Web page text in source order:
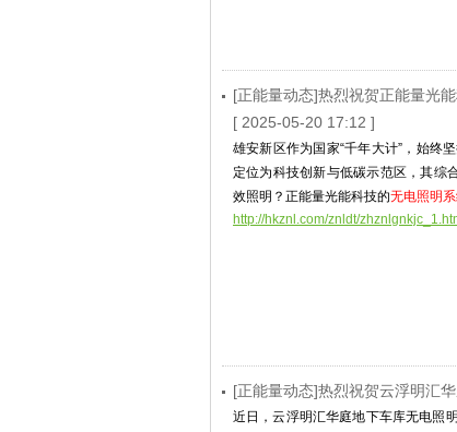
[正能量动态]热烈祝贺正能量光
[ 2025-05-20 17:12 ]
雄安新区作为国家“千年大计”，始终
定位为科技创新与低碳示范区，其综
效照明？正能量光能科技的无电照明
http://hkznl.com/znldt/
[正能量动态]热烈祝贺云浮明汇
近日，云浮明汇华庭地下车库无电照